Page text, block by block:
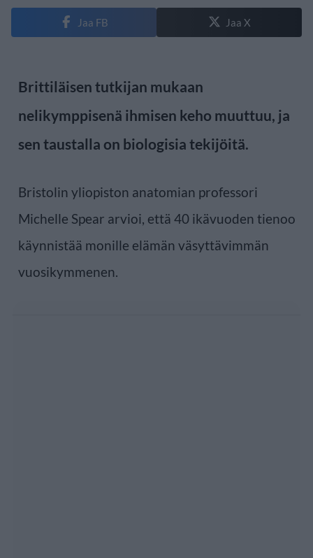
Jaa FB Jaa X
Brittiläisen tutkijan mukaan
nelikymppisenä ihmisen keho muuttuu, ja
sen taustalla on biologisia tekijöitä.
Bristolin yliopiston anatomian professori
Michelle Spear arvioi, että 40 ikävuoden tienoo
käynnistää monille elämän väsyttävimmän
vuosikymmenen.